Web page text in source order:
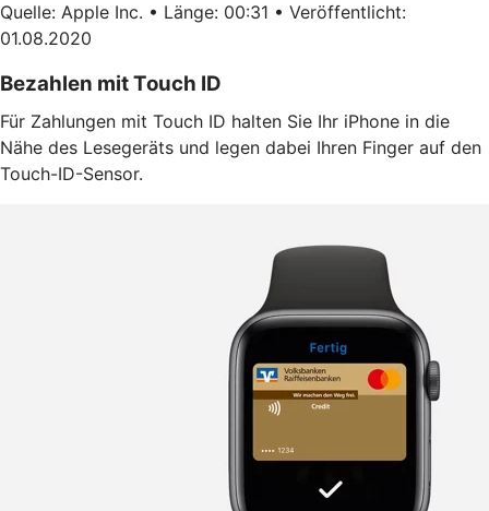
Quelle: Apple Inc. • Länge: 00:31 • Veröffentlicht:
01.08.2020
Bezahlen mit Touch ID
Für Zahlungen mit Touch ID halten Sie Ihr iPhone in die
Nähe des Lesegeräts und legen dabei Ihren Finger auf den
Touch-ID-Sensor.